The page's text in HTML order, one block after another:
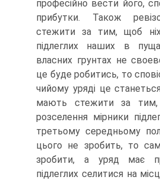
професійно вести його,
прибутки. Також
стежити за тим, щоб
підлеглих наших в
власних грунтах не
це буде робитись, то
чийому уряді це
мають стежити за
розселення мірники
третьому середньому
цього не зробить, то
зробити, а уряд має
підлеглих селитися на